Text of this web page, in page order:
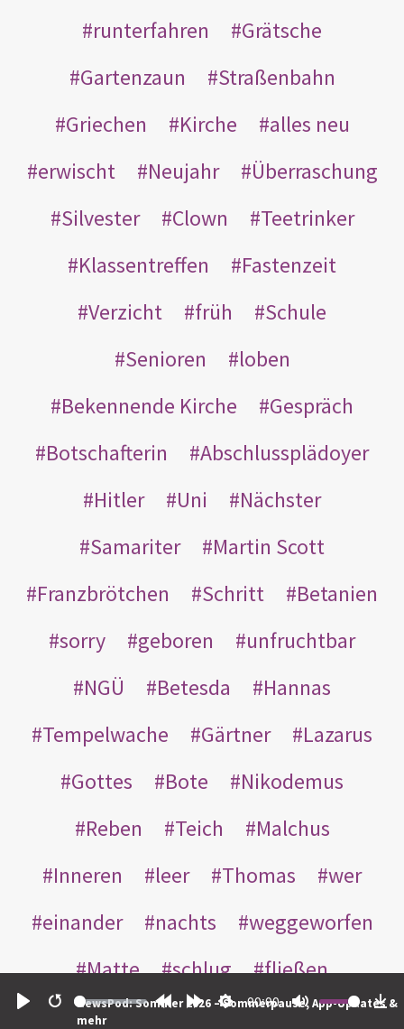
Restart
00:00
NewsPod: Sommer 2026 – Sommerpause, App-Updates &
mehr
runterfahren
Grätsche
Gartenzaun
Straßenbahn
Griechen
Kirche
alles neu
erwischt
Neujahr
Überraschung
Silvester
Clown
Teetrinker
Klassentreffen
Fastenzeit
Verzicht
früh
Schule
Senioren
loben
Bekennende Kirche
Gespräch
Botschafterin
Abschlussplädoyer
Hitler
Uni
Nächster
Samariter
Martin Scott
Franzbrötchen
Schritt
Betanien
sorry
geboren
unfruchtbar
NGÜ
Betesda
Hannas
Tempelwache
Gärtner
Lazarus
Gottes
Bote
Nikodemus
Reben
Teich
Malchus
Inneren
leer Thomas
wer
einander
nachts
weggeworfen
Matte
schlug
fließen
Rabbuni
Martha Opferlamm